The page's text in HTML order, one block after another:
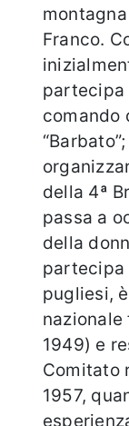
Franco.
partecipa
comando
della 4ª
passa a
della
partecipa
pugliesi,
1949) e
Comitato
1957,